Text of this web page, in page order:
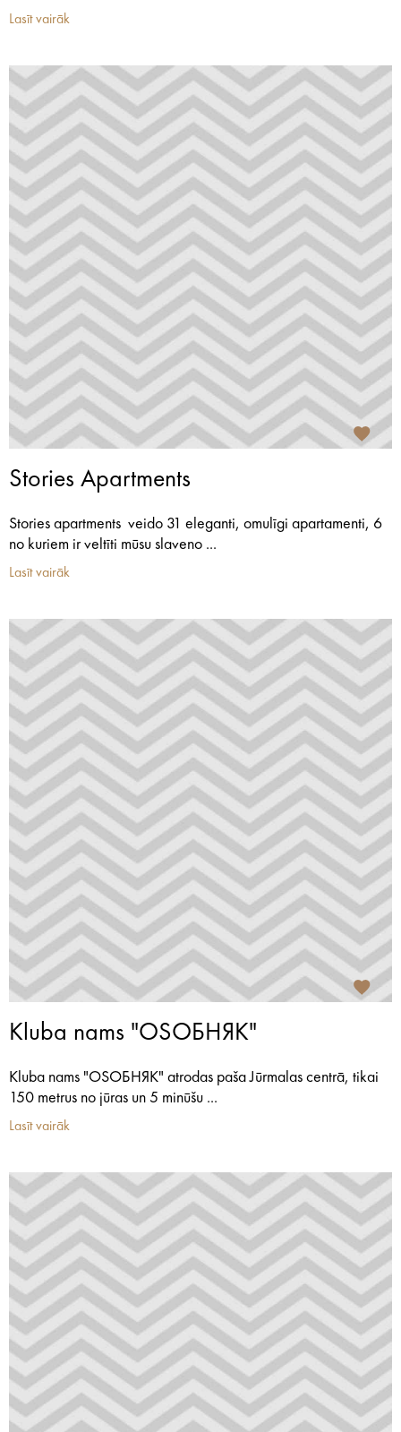
Lasīt vairāk
Stories Apartments
Stories apartments veido 31 eleganti, omulīgi apartamenti, 6
no kuriem ir veltīti mūsu slaveno ...
Lasīt vairāk
Kluba nams "OSОБНЯК"
Kluba nams "OSОБНЯК" atrodas paša Jūrmalas centrā, tikai
150 metrus no jūras un 5 minūšu ...
Lasīt vairāk